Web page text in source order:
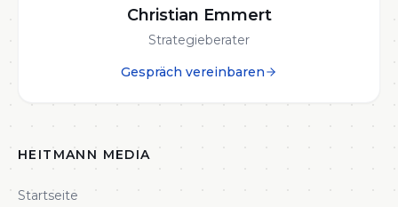
Christian Emmert
Strategieberater
Gespräch vereinbaren
HEITMANN MEDIA
Startseite